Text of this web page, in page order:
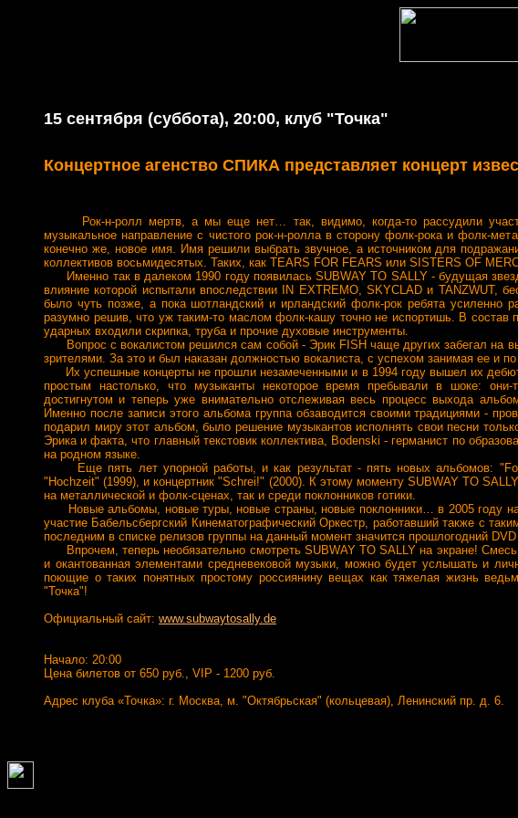
15 сентября (суббота), 20:00, клуб "Точка"
Концертное агенство СПИКА представляет концерт
Рок-н-ролл мертв, а мы еще нет… так, видимо, когда-то рассудили
музыкальное направление с чистого рок-н-ролла в сторону фолк-рока и фолк-
конечно же, новое имя. Имя решили выбрать звучное, а источником для
коллективов восьмидесятых. Таких, как TEARS FOR FEARS или SISTERS OF
Именно так в далеком 1990 году появилась SUBWAY TO SALLY - будущая
влияние которой испытали впоследствии IN EXTREMO, SKYCLAD и TANZWUT,
было чуть позже, а пока шотландский и ирландский фолк-рок ребята усиленно
разумно решив, что уж таким-то маслом фолк-кашу точно не испортишь. В состав
ударных входили скрипка, труба и прочие духовые инструменты.
Вопрос с вокалистом решился сам собой - Эрик FISH чаще других забегал на
зрителями. За это и был наказан должностью вокалиста, с успехом занимая ее и
Их успешные концерты не прошли незамеченными и в 1994 году вышел их
простым настолько, что музыканты некоторое время пребывали в шоке:
достигнутом и теперь уже внимательно отслеживая весь процесс выхода
Именно после записи этого альбома группа обзаводится своими традициями -
подарил миру этот альбом, было решение музыкантов исполнять свои песни
Эрика и факта, что главный текстовик коллектива, Bodenski - германист по
на родном языке.
Еще пять лет упорной работы, и как результат - пять новых альбомов:
"Hochzeit" (1999), и концертник "Schrei!" (2000). К этому моменту SUBWAY TO
на металлической и фолк-сценах, так и среди поклонников готики.
Новые альбомы, новые туры, новые страны, новые поклонники… в 2005 году на
участие Бабельсбергский Кинематографический Оркестр, работавший также с
последним в списке релизов группы на данный момент значится прошлогодний
Впрочем, теперь необязательно смотреть SUBWAY TO SALLY на экране!
и окантованная элементами средневековой музыки, можно будет услышать и
поющие о таких понятных простому россиянину вещах как тяжелая жизнь
"Точка"!
Официальный сайт: www.subwaytosally.de
Начало: 20:00
Цена билетов от 650 руб., VIP - 1200 руб.
Адрес клуба «Точка»: г. Москва, м. "Октябрьская" (кольцевая), Ленинский пр. д. 6.